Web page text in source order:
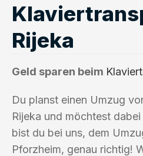
Rijeka
Geld sparen beim
Du planst einen Umzug
Rijeka und möchtest
bist du bei uns, dem
Pforzheim, genau richtig!